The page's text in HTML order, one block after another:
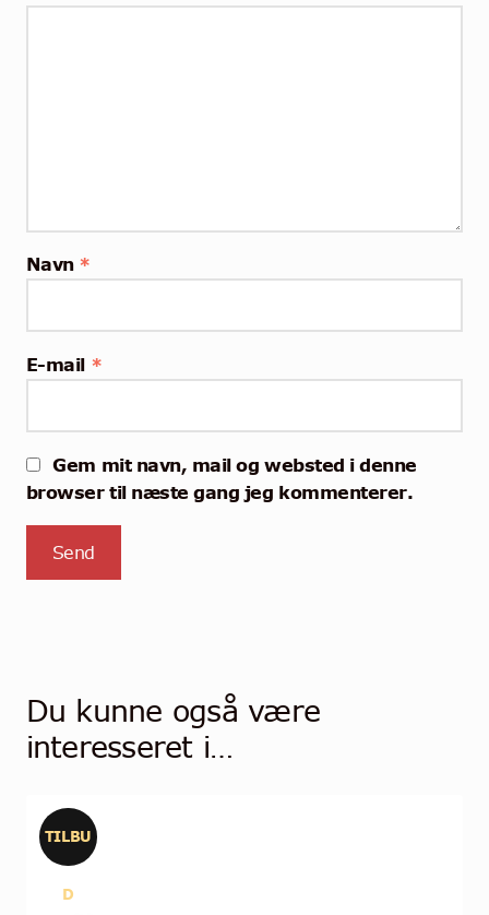
Navn *
E-mail *
Gem mit navn, mail og websted i denne
browser til næste gang jeg kommenterer.
Du kunne også være
interesseret i…
TILBU
D